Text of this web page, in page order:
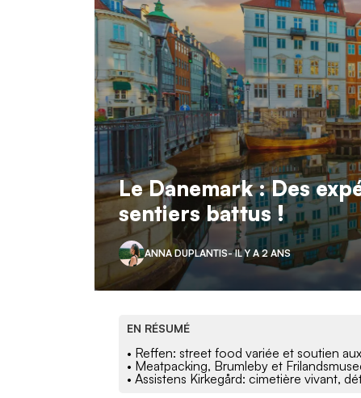
Le Danemark : Des
sentiers battus !
ANNA DUPLANTIS- IL Y A 2 ANS
EN RÉSUMÉ
• Reffen: street food variée et soutien
• Meatpacking, Brumleby et
• Assistens Kirkegård: cimetière vivant,